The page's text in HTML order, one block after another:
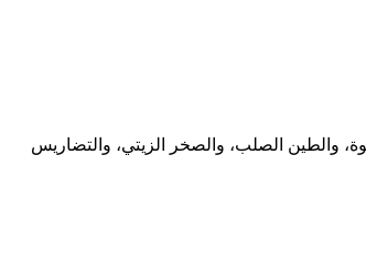
والطين الصلب، والصخر الزيتي، والتضاريس